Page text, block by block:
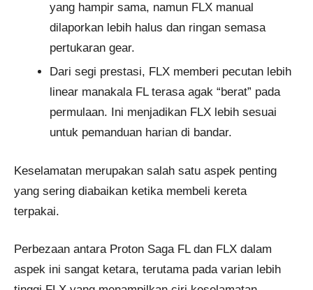
yang hampir sama, namun FLX manual
dilaporkan lebih halus dan ringan semasa
pertukaran gear.
Dari segi prestasi, FLX memberi pecutan lebih
linear manakala FL terasa agak “berat” pada
permulaan. Ini menjadikan FLX lebih sesuai
untuk pemanduan harian di bandar.
Keselamatan merupakan salah satu aspek penting
yang sering diabaikan ketika membeli kereta
terpakai.
Perbezaan antara Proton Saga FL dan FLX dalam
aspek ini sangat ketara, terutama pada varian lebih